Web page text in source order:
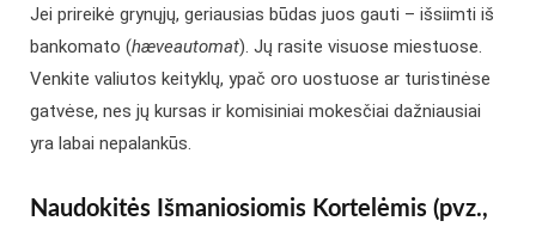
Jei prireikė grynųjų, geriausias būdas juos gauti – išsiimti iš
bankomato (hæveautomat). Jų rasite visuose miestuose.
Venkite valiutos keityklų, ypač oro uostuose ar turistinėse
gatvėse, nes jų kursas ir komisiniai mokesčiai dažniausiai
yra labai nepalankūs.
Naudokitės Išmaniosiomis Kortelėmis (pvz.,